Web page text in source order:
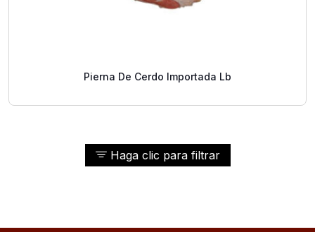
Haga clic para filtrar
Pierna De Cerdo Importada Lb